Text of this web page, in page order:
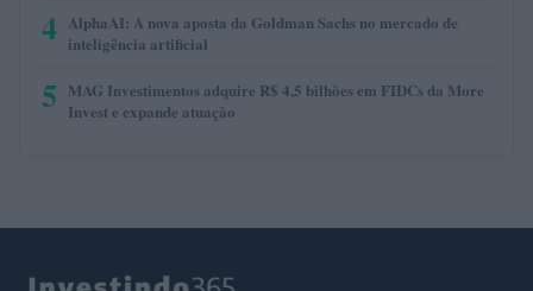
4 AlphaAI: A nova aposta da Goldman Sachs no mercado de
inteligência artificial
5 MAG Investimentos adquire R$ 4,5 bilhões em FIDCs da More
Invest e expande atuação